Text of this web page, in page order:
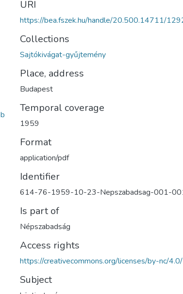
URI
https://bea.fszek.hu/handle/20.500.14711/
Collections
Sajtókivágat-gyűjtemény
Place, address
Budapest
Temporal coverage
1959
Format
application/pdf
Identifier
614-76-1959-10-23-Nepszabadsag-001-
Is part of
Népszabadság
Access rights
https://creativecommons.org/licenses/by-nc/4.0/
Subject